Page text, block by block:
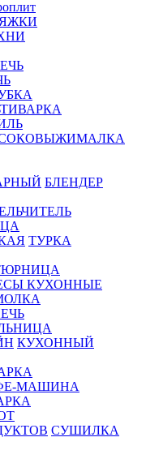
БЛЕНДЕР
ТУРКА
КУХОННЫЕ
КУХОННЫЙ
МАШИНА
СУШИЛКА